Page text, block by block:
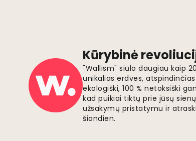
Kūrybinė
"Wallism" siūlo daugiau kaip
unikalias erdves,
ekologiški, 100 % netoksiški
kad puikiai tiktų prie jūsų
užsakymų pristatymu ir
šiandien.